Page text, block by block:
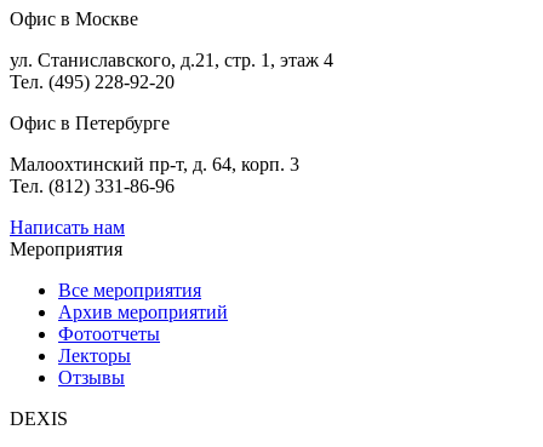
Офис в Москве
ул. Станиславского, д.21, стр. 1, этаж 4
Тел. (495) 228-92-20
Офис в Петербурге
Малоохтинский пр-т, д. 64, корп. 3
Тел. (812) 331-86-96
Написать нам
Мероприятия
Все мероприятия
Архив мероприятий
Фотоотчеты
Лекторы
Отзывы
DEXIS